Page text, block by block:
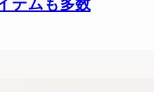
テムも多数